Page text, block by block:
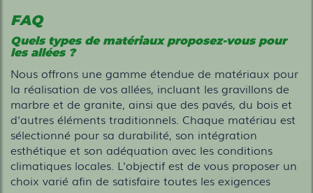
FAQ
Quels types de matériaux proposez-vous pour
les allées ?
Nous offrons une gamme étendue de matériaux pour
la réalisation de vos allées, incluant les gravillons de
marbre et de granite, ainsi que des pavés, du bois et
d'autres éléments traditionnels. Chaque matériau est
sélectionné pour sa durabilité, son intégration
esthétique et son adéquation avec les conditions
climatiques locales. L'objectif est de vous proposer un
choix varié afin de satisfaire toutes les exigences